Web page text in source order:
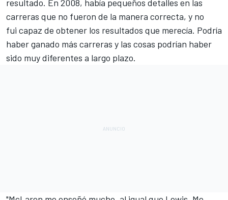
resultado. En 2008, había pequeños detalles en las
carreras que no fueron de la manera correcta, y no
fui capaz de obtener los resultados que merecía. Podría
haber ganado más carreras y las cosas podrían haber
sido muy diferentes a largo plazo.